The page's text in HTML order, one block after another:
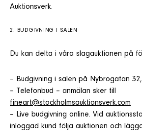
Auktionsverk.
2. BUDGIVNING I SALEN
Du kan delta i våra slagauktionen på
– Budgivning i salen på Nybrogatan
– Telefonbud – anmälan sker till
fineart@stockholmsauktionsverk.com
– Live budgivning online. Vid
inloggad kund följa auktionen och